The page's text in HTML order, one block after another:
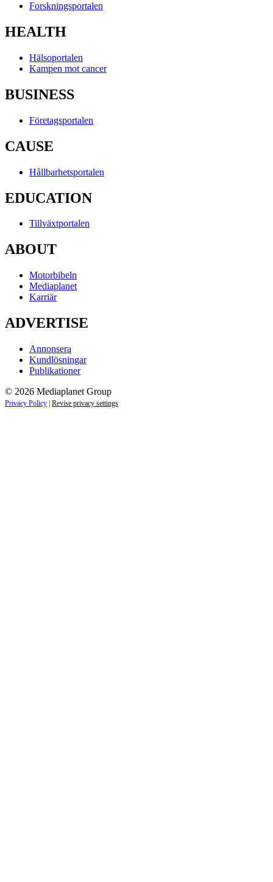
Forskningsportalen
HEALTH
Hälsoportalen
Kampen mot cancer
BUSINESS
Företagsportalen
CAUSE
Hållbarhetsportalen
EDUCATION
Tillväxtportalen
ABOUT
Motorbibeln
Mediaplanet
Karriär
ADVERTISE
Annonsera
Kundlösningar
Publikationer
© 2026 Mediaplanet Group
Privacy Policy Revise privacy settings